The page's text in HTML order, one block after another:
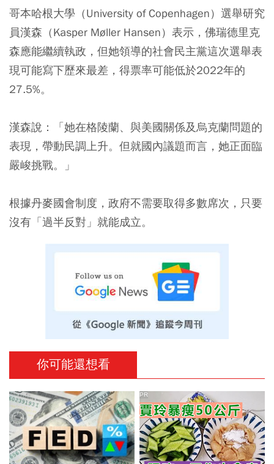
哥本哈根大學（University of Copenhagen）選舉研究
員漢森（Kasper Møller Hansen）表示，佛瑞德里克
森應能繼續執政，但她領導的社會民主黨這次選舉表
現可能寫下歷來最差，得票率可能低於2022年的
27.5%。
漢森說：「她在格陵蘭、與美國關係及烏克蘭問題的
表現，帶動民調上升。但就國內議題而言，她正面臨
嚴峻挑戰。」
根據丹麥國會制度，政府不需要取得多數席次，只要
沒有「過半反對」就能成立。
你可能還想看
PR